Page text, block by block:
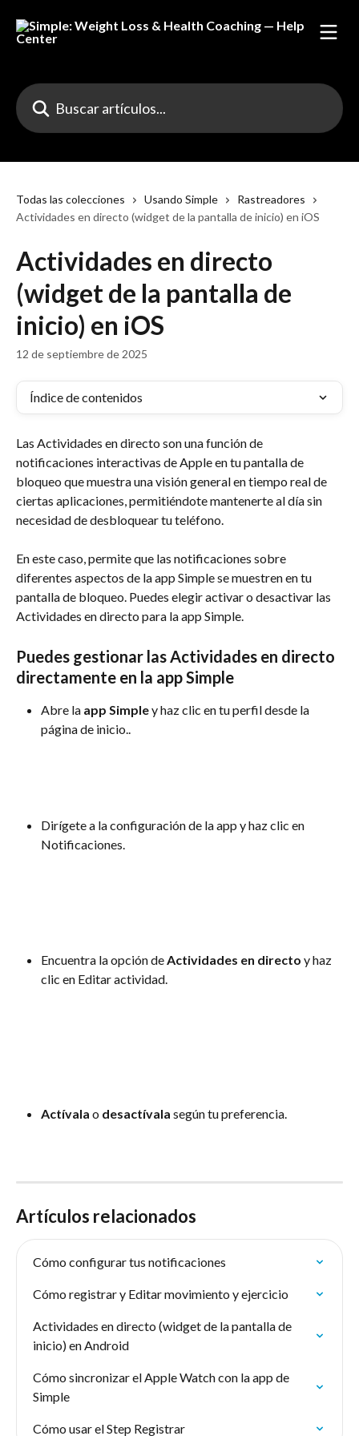
Buscar artículos...
Todas las colecciones Usando Simple
Rastreadores
Actividades en directo (widget de la pantalla de inicio) en iOS
Actividades en directo
(widget de la pantalla de
inicio) en iOS
12 de septiembre de 2025
Índice de contenidos
Las Actividades en directo son una función de
notificaciones interactivas de Apple en tu pantalla de
bloqueo que muestra una visión general en tiempo real de
ciertas aplicaciones, permitiéndote mantenerte al día sin
necesidad de desbloquear tu teléfono.
En este caso, permite que las notificaciones sobre
diferentes aspectos de la app Simple se muestren en tu
pantalla de bloqueo. Puedes elegir activar o desactivar las
Actividades en directo para la app Simple.
Puedes gestionar las Actividades en directo
directamente en la app Simple
Abre la app Simple y haz clic en tu perfil desde la
página de inicio..
Dirígete a la configuración de la app y haz clic en
Notificaciones.
Encuentra la opción de Actividades en directo y haz
clic en Editar actividad.
Actívala o desactívala según tu preferencia.
Artículos relacionados
Cómo configurar tus notificaciones
Cómo registrar y Editar movimiento y ejercicio
Actividades en directo (widget de la pantalla de
inicio) en Android
Cómo sincronizar el Apple Watch con la app de
Simple
Cómo usar el Step Registrar